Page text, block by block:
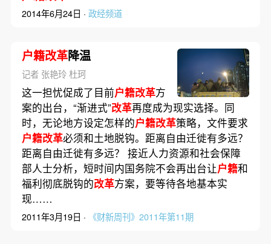
2014年6月24日 · 政经频道
户籍改革降温
记者 张艳玲 杜珂
这一担忧促成了目前户籍改革方
案的出台，“渐进式”改革再度成为现实选择。同
时，无论地方设定怎样的户籍改革策略，文件要求
户籍改革必须和土地脱钩。距离自由迁徙有多远？
距离自由迁徙有多远？ 接近人力资源和社会保障
部人士分析，短时间内国务院不会再出台让户籍和
福利彻底脱钩的改革方案，要等待各地基本实
现……
2011年3月19日 · 《财新周刊》2011年第11期